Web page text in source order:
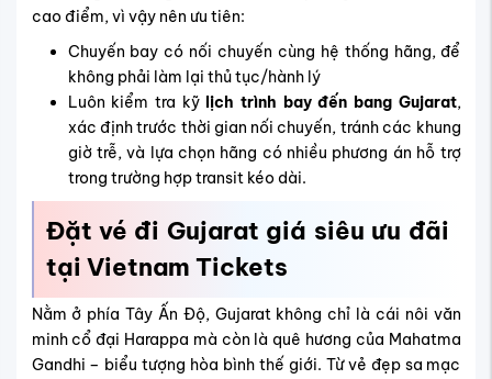
cao điểm, vì vậy nên ưu tiên:
Chuyến bay có nối chuyến cùng hệ thống hãng, để
không phải làm lại thủ tục/hành lý
Luôn kiểm tra kỹ lịch trình bay đến bang Gujarat,
xác định trước thời gian nối chuyến, tránh các khung
giờ trễ, và lựa chọn hãng có nhiều phương án hỗ trợ
trong trường hợp transit kéo dài.
Đặt vé đi Gujarat giá siêu ưu đãi
tại Vietnam Tickets
Nằm ở phía Tây Ấn Độ, Gujarat không chỉ là cái nôi văn
minh cổ đại Harappa mà còn là quê hương của Mahatma
Gandhi – biểu tượng hòa bình thế giới. Từ vẻ đẹp sa mạc